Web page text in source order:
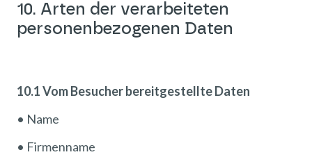
10. Arten der verarbeiteten
personenbezogenen Daten
10.1 Vom Besucher bereitgestellte Daten
• Name
• Firmenname